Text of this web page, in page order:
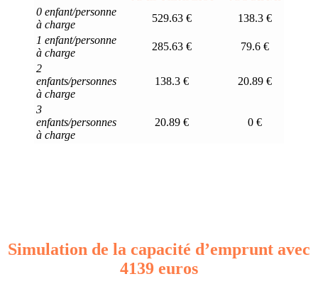
0 enfant/personne
à charge
529.63 €
138.3 €
1 enfant/personne
à charge
285.63 €
79.6 €
2
enfants/personnes
à charge
138.3 € 20.89 €
3
enfants/personnes
à charge
20.89 € 0 €
Simulation de la capacité d’emprunt avec
4139 euros